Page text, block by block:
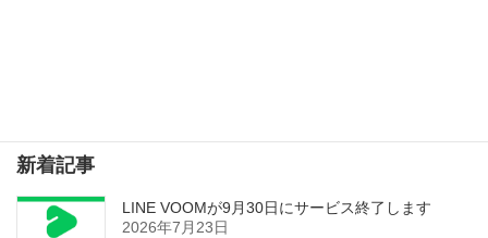
新着記事
LINE VOOMが9月30日にサービス終了します
2026年7月23日